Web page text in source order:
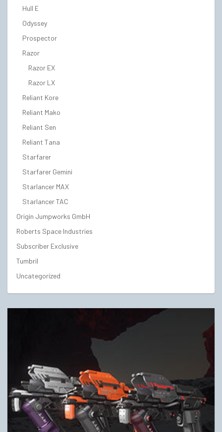
Hull E
Odyssey
Prospector
Razor
Razor EX
Razor LX
Reliant Kore
Reliant Mako
Reliant Sen
Reliant Tana
Starfarer
Starfarer Gemini
Starlancer MAX
Starlancer TAC
Origin Jumpworks GmbH
Roberts Space Industries
Subscriber Exclusive
Tumbril
Uncategorized